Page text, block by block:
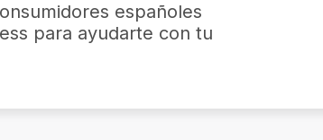
españoles
para ayudarte con tu